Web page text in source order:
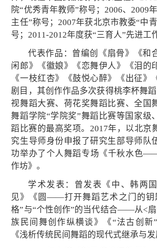
院“优秀青年教师”称号；2006、2009
主任”称号；2007年获北京市教委“中
号；2011-2012年度获“三育人”先进工
代表作品：曾编创《扇骨》《和
闲郎》《徽娘》《恋舞伊人》《泪的
《一枝红杏》《鼓悦心醉》《出征》
剧目，其创作作品多次获得桃李杯舞
视舞蹈大赛、荷花奖舞蹈比赛、全国
舞蹈学院“学院奖”舞蹈比赛等国家级
蹈比赛的最高奖项。2017年，以北京
究生导师身份申报了研究生部导师队
功举办了个人舞蹈专场《千秋水色
作坊》。
学术发表：曾发表《中、韩两
见》《圆――打开舞蹈艺术之门的钥
格”与“个性创作”的当代结合――从<
族民间舞创作纵横谈》《“法古创新
《浅析传统民间舞蹈的现代式继承与发